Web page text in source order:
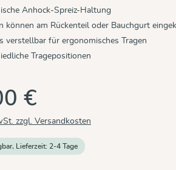
Anhock-Spreiz-Haltung
können am Rückenteil oder Bauchgurt
verstellbar für ergonomisches Tragen
Tragepositionen
€
zzgl. Versandkosten
Lieferzeit: 2-4 Tage